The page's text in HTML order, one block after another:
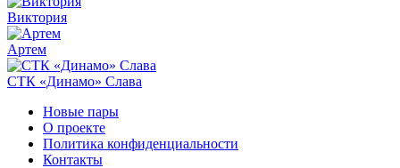
Виктория
Артем
СТК «Динамо» Слава
Новые пары
О проекте
Политика конфиденциальности
Контакты